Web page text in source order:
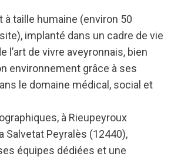
à taille humaine (environ 50
implanté dans un cadre de vie
l’art de vivre aveyronnais, bien
environnement grâce à ses
le domaine médical, social et
à Rieupeyroux
Salvetat Peyralès (12440),
équipes dédiées et une